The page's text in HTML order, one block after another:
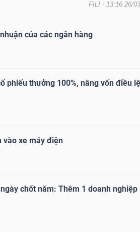
FILI - 13:16 26/
của các ngân hàng
phiếu thưởng 100%, nâng vốn điều lệ
vào xe máy điện
chốt năm: Thêm 1 doanh nghiệp